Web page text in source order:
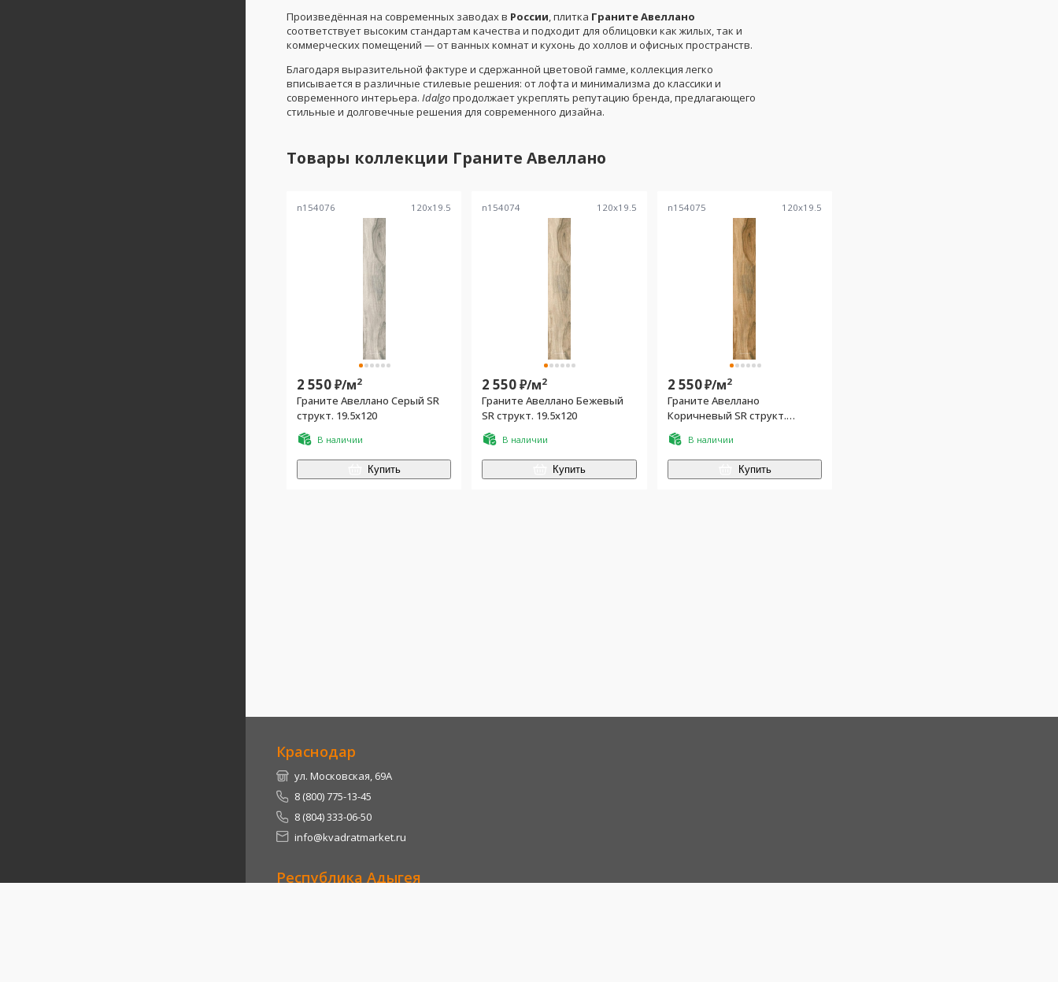
Произведённая на современных заводах в России, плитка Граните Авеллано
соответствует высоким стандартам качества и подходит для облицовки как жилых, так и
коммерческих помещений — от ванных комнат и кухонь до холлов и офисных пространств.
Благодаря выразительной фактуре и сдержанной цветовой гамме, коллекция легко
вписывается в различные стилевые решения: от лофта и минимализма до классики и
современного интерьера. Idalgoпродолжает укреплять репутацию бренда, предлагающего
стильные и долговечные решения для современного дизайна.
Товары коллекции Граните Авеллано
n154076 120x19.5
2 550₽/м2
Граните Авеллано Серый SR
структ. 19.5x120
В наличии
Купить
n154074 120x19.5
2 550₽/м2
Граните Авеллано Бежевый
SR структ. 19.5x120
В наличии
Купить
n154075 120x19.5
2 550₽/м2
Граните Авеллано
Коричневый SR структ.
19.5x120
В наличии
Купить
Краснодар
ул. Московская, 69А
8 (800) 775-13-45
8 (804) 333-06-50
info@kvadratmarket.ru
Республика Адыгея